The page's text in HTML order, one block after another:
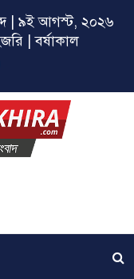
| ৯ই আগস্ট, ২০২৬
| বর্ষাকাল